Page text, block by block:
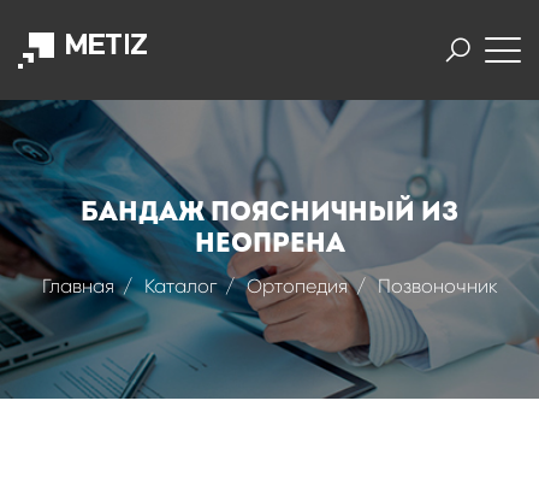
Бандаж поясничный из
неопрена
Главная Каталог Ортопедия Позвоночник